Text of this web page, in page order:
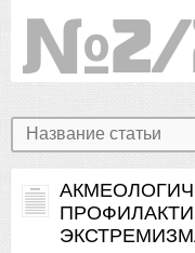
2/